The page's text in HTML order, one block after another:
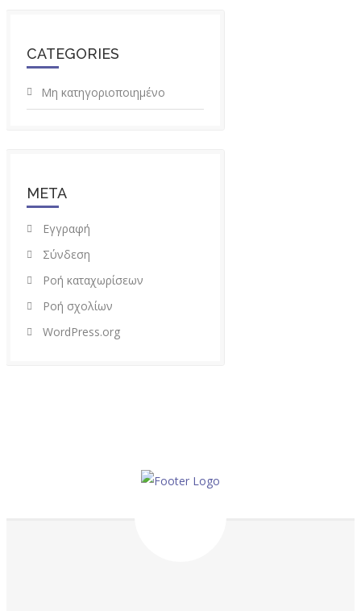
CATEGORIES
Μη κατηγοριοποιημένο
META
Εγγραφή
Σύνδεση
Ροή καταχωρίσεων
Ροή σχολίων
WordPress.org